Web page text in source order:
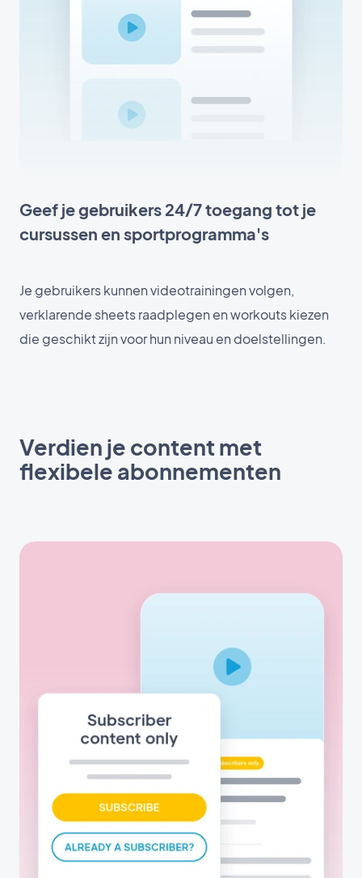
Geef je gebruikers 24/7 toegang tot je
cursussen en sportprogramma's
Je gebruikers kunnen videotrainingen volgen,
verklarende sheets raadplegen en workouts kiezen
die geschikt zijn voor hun niveau en doelstellingen.
Verdien je content met
flexibele abonnementen